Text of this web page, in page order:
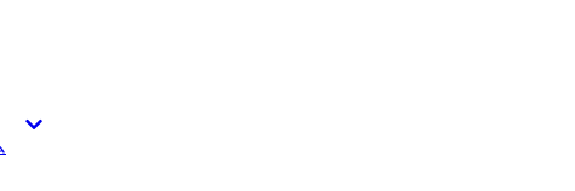
子もないということはご指導いただいて
社内SEとして培ってきたプロジェクト
なので、まずはそれが直接的に生きる実
。その後は徐々により上流の案件にも関
だ成長できる部分が沢山あると思うの
までご理解されており、とても多くの経
す。さらに、SAPを軸にした転職に対す
に高かったため、是非支援をお願いしよ
流案件がなく、具体的な業務内容をイメ
さんに大手ファームは上流でどのような
りがたかったです。業務イメージが付い
の活かし方などのブラッシュアップにも